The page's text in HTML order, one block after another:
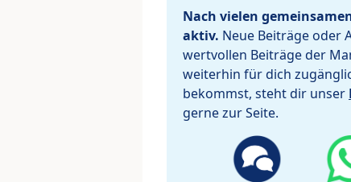
Nach vielen
aktiv. Neue Beiträge oder
wertvollen Beiträge der
weiterhin für dich
bekommst, steht dir unser
gerne zur Seite.